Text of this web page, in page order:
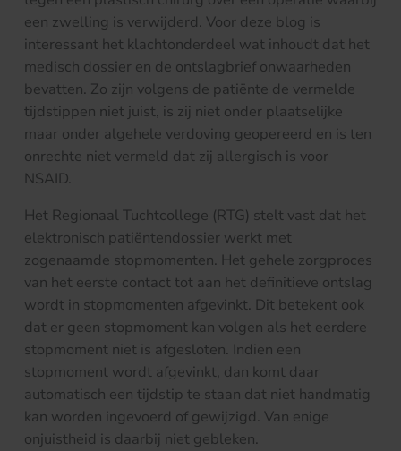
een zwelling is verwijderd. Voor deze blog is
interessant het klachtonderdeel wat inhoudt dat het
medisch dossier en de ontslagbrief onwaarheden
bevatten. Zo zijn volgens de patiënte de vermelde
tijdstippen niet juist, is zij niet onder plaatselijke
maar onder algehele verdoving geopereerd en is ten
onrechte niet vermeld dat zij allergisch is voor
NSAID.
Het Regionaal Tuchtcollege (RTG) stelt vast dat het
elektronisch patiëntendossier werkt met
zogenaamde stopmomenten. Het gehele zorgproces
van het eerste contact tot aan het definitieve ontslag
wordt in stopmomenten afgevinkt. Dit betekent ook
dat er geen stopmoment kan volgen als het eerdere
stopmoment niet is afgesloten. Indien een
stopmoment wordt afgevinkt, dan komt daar
automatisch een tijdstip te staan dat niet handmatig
kan worden ingevoerd of gewijzigd. Van enige
onjuistheid is daarbij niet gebleken.